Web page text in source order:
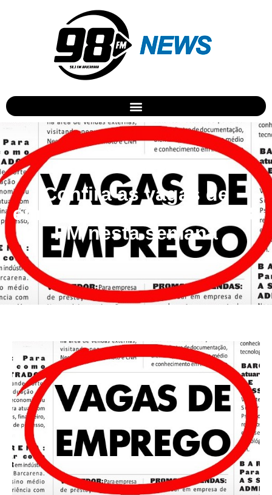
Confira as vagas de
emprego divulgadas na 98
FM nesta semana